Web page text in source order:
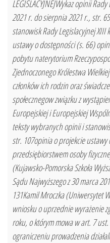
LEGISLACYJNEJWykaz opinii
2021 r. do sierpnia 2021 r., str.
stanowisk Rady Legislacyjnej
ustawy o dostępności (s. 66)
pobytu naterytorium
Zjednoczonego Królestwa
członków ich rodzin oraz
społecznegow związku z
Europejskiej i Europejskiej
teksty wybranych opinii i
str. 107opinia o projekcie ustawy
przedsiębiorstwem osoby
(Kujawsko-Pomorska Szkoła
Sądu Najwyższego z 30 marca
131Kamil Mroczka (Uniwersytet
wniosku o uprzednie wyrażenie
roku, o którym mowa w art. 7
ograniczeniu prowadzenia